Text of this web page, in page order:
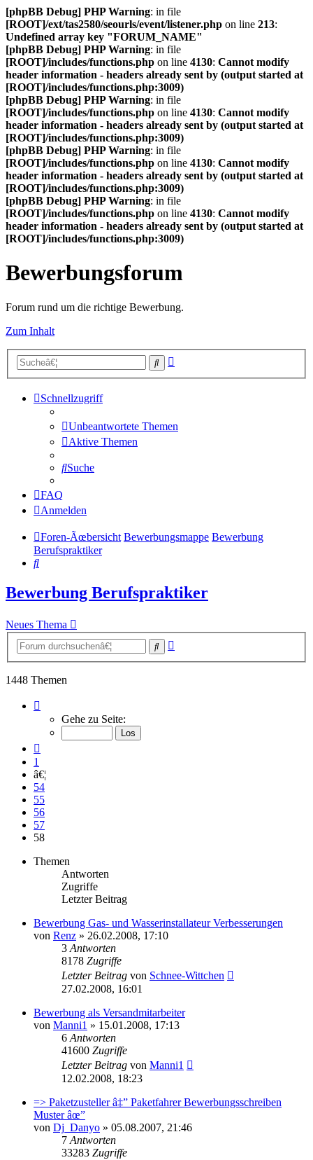
[phpBB Debug] PHP Warning: in file
[ROOT]/ext/tas2580/seourls/event/listener.php on line 213:
Undefined array key "FORUM_NAME"
[phpBB Debug] PHP Warning: in file
[ROOT]/includes/functions.php on line 4130: Cannot modify
header information - headers already sent by (output started at
[ROOT]/includes/functions.php:3009)
[phpBB Debug] PHP Warning: in file
[ROOT]/includes/functions.php on line 4130: Cannot modify
header information - headers already sent by (output started at
[ROOT]/includes/functions.php:3009)
[phpBB Debug] PHP Warning: in file
[ROOT]/includes/functions.php on line 4130: Cannot modify
header information - headers already sent by (output started at
[ROOT]/includes/functions.php:3009)
[phpBB Debug] PHP Warning: in file
[ROOT]/includes/functions.php on line 4130: Cannot modify
header information - headers already sent by (output started at
[ROOT]/includes/functions.php:3009)
Bewerbungsforum
Forum rund um die richtige Bewerbung.
Zum Inhalt
Suche
Schnellzugriff
Unbeantwortete Themen
Aktive Themen
Suche
FAQ
Anmelden
Foren-Ãœbersicht Bewerbungsmappe Bewerbung
Berufspraktiker
Suche
Bewerbung Berufspraktiker
Neues Thema
Suche
1448 Themen
58
von
Gehe zu Seite:
1
â€¦
54
55
56
57
58
Themen
Antworten
Zugriffe
Letzter Beitrag
Bewerbung Gas- und Wasserinstallateur Verbesserungen
von Renz » 26.02.2008, 17:10
3 Antworten
8178 Zugriffe
Letzter Beitrag von Schnee-Wittchen
27.02.2008, 16:01
Bewerbung als Versandmitarbeiter
von Manni1 » 15.01.2008, 17:13
6 Antworten
41600 Zugriffe
Letzter Beitrag von Manni1
12.02.2008, 18:23
=> Paketzusteller â‡” Paketfahrer Bewerbungsschreiben
Muster âœ”
von Dj_Danyo » 05.08.2007, 21:46
7 Antworten
33283 Zugriffe